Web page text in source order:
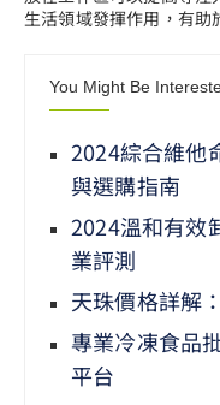
生活領域發揮作用，有助
You Might Be
2024綜合維他
與選購指南
2024溫和有效
業評測
天珠價格詳解
專業冷凍食品
平台